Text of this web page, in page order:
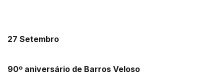
27 Setembro
90º aniversário de Barros Veloso